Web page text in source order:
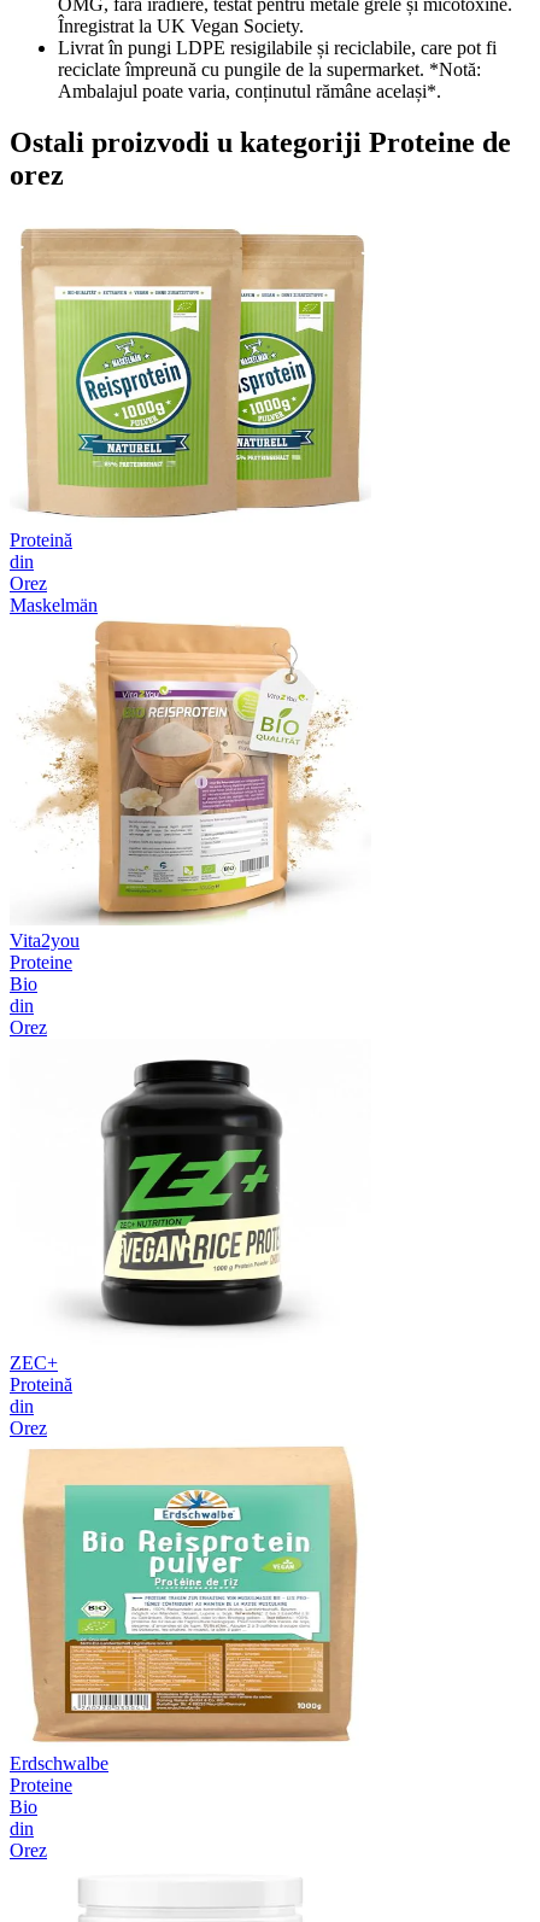
OMG, fără iradiere, testat pentru metale grele și micotoxine.
Înregistrat la UK Vegan Society.
Livrat în pungi LDPE resigilabile și reciclabile, care pot fi
reciclate împreună cu pungile de la supermarket. *Notă:
Ambalajul poate varia, conținutul rămâne același*.
Ostali proizvodi u kategoriji Proteine de
orez
Proteină
din
Orez
Maskelmän
Vita2you
Proteine
Bio
din
Orez
ZEC+
Proteină
din
Orez
Erdschwalbe
Proteine
Bio
din
Orez